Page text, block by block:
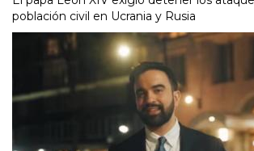
población civil en Ucrania y Rusia